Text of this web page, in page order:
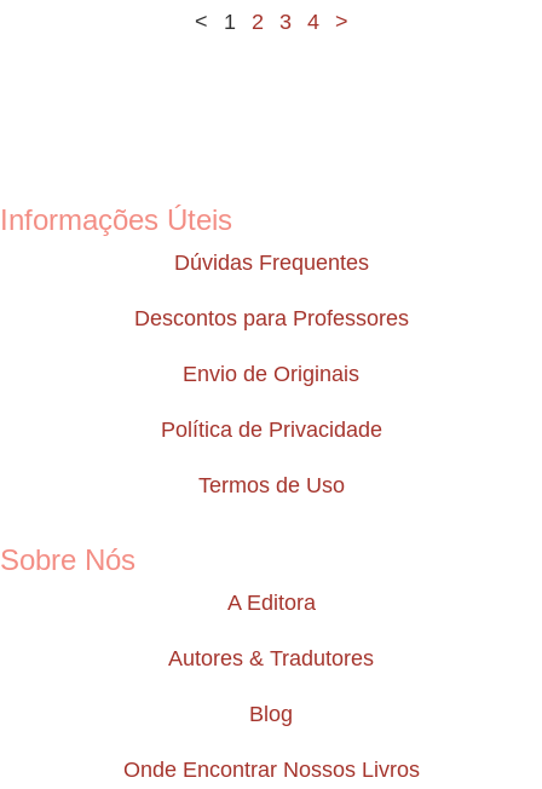
< 1 2 3 4 >
Informações Úteis
Dúvidas Frequentes
Descontos para Professores
Envio de Originais
Política de Privacidade
Termos de Uso
Sobre Nós
A Editora
Autores & Tradutores
Blog
Onde Encontrar Nossos Livros